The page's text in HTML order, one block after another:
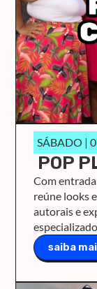
SÁBADO |
POP
Com
reúne looks
autorais e
saiba